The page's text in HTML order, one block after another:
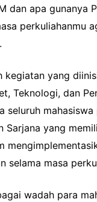
dan apa gunanya
perkuliahanmu
kegiatan yang
Teknologi, dan
seluruh mahasiswa
Sarjana yang
selama masa
wadah para